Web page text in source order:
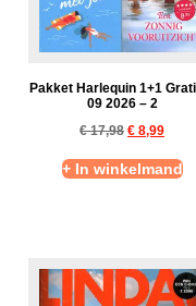
Pakket Harlequin 1+1
09 2026 – 2
€17,98 € 8,99
+ In winkelmand